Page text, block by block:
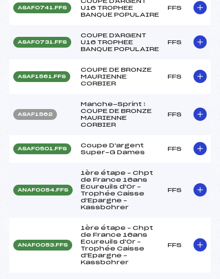
ASAF0741.FFS
U16 TROPHEE
BANQUE POPULAIRE
FFS
ASAF0731.FFS
COUPE D'ARGENT
U16 TROPHEE
BANQUE POPULAIRE
FFS
ASAF1561.FFS
COUPE DE BRONZE
MAURIENNE
CORBIER
FFS
ASAF1562
Manche-Sprint :
COUPE DE BRONZE
MAURIENNE
CORBIER
FFS
ASAF0501.FFS
Coupe D'argent
Super-G Dames
FFS
ANAF0054.FFS
1ère étape – Chpt
de France 16ans
Ecureuils d'Or –
Trophée Caisse
d'Epargne –
Kassbohrer
FFS
ANAF0053.FFS
1ère étape – Chpt
de France 16ans
Ecureuils d'Or –
Trophée Caisse
d'Epargne –
Kassbohrer
FFS